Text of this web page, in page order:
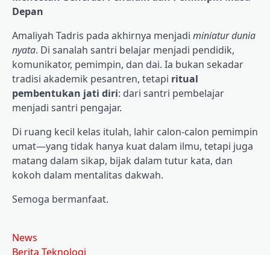
Depan
Amaliyah Tadris pada akhirnya menjadi miniatur dunia
nyata. Di sanalah santri belajar menjadi pendidik,
komunikator, pemimpin, dan dai. Ia bukan sekadar
tradisi akademik pesantren, tetapi ritual
pembentukan jati diri: dari santri pembelajar
menjadi santri pengajar.
Di ruang kecil kelas itulah, lahir calon-calon pemimpin
umat—yang tidak hanya kuat dalam ilmu, tetapi juga
matang dalam sikap, bijak dalam tutur kata, dan
kokoh dalam mentalitas dakwah.
Semoga bermanfaat.
News
Berita Teknologi